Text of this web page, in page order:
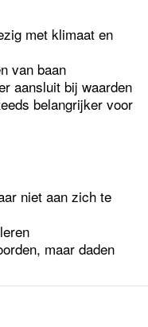
met klimaat en
van baan
aansluit bij waarden
belangrijker voor
niet aan zich te
maar daden